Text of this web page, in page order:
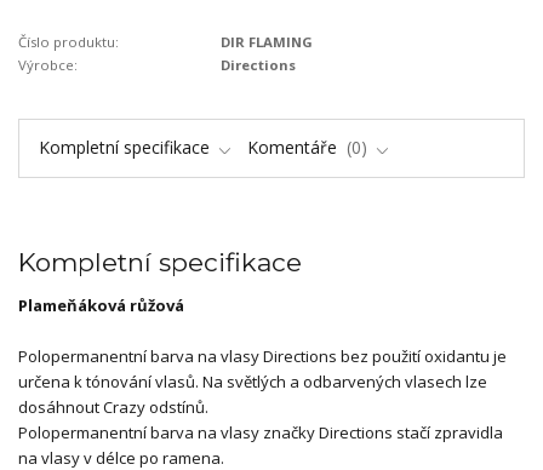
Číslo produktu:
DIR FLAMING
Výrobce:
Directions
Kompletní specifikace Komentáře 0
Kompletní specifikace
Plameňáková růžová
Polopermanentní barva na vlasy Directions bez použití oxidantu je
určena k tónování vlasů. Na světlých a odbarvených vlasech lze
dosáhnout Crazy odstínů.
Polopermanentní barva na vlasy značky Directions stačí zpravidla
na vlasy v délce po ramena.